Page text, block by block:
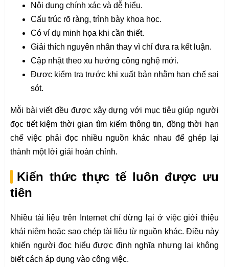
Nội dung chính xác và dễ hiểu.
Cấu trúc rõ ràng, trình bày khoa học.
Có ví dụ minh họa khi cần thiết.
Giải thích nguyên nhân thay vì chỉ đưa ra kết luận.
Cập nhật theo xu hướng công nghệ mới.
Được kiểm tra trước khi xuất bản nhằm hạn chế sai
sót.
Mỗi bài viết đều được xây dựng với mục tiêu giúp người
đọc tiết kiệm thời gian tìm kiếm thông tin, đồng thời hạn
chế việc phải đọc nhiều nguồn khác nhau để ghép lại
thành một lời giải hoàn chỉnh.
Kiến thức thực tế luôn được ưu
tiên
Nhiều tài liệu trên Internet chỉ dừng lại ở việc giới thiệu
khái niệm hoặc sao chép tài liệu từ nguồn khác. Điều này
khiến người đọc hiểu được định nghĩa nhưng lại không
biết cách áp dụng vào công việc.